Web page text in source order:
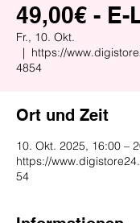
49,00€ - E-
Fr., 10. Okt.
  |
https://
4854
Ort und Zeit
10. Okt. 2025, 16:00 –
https://
54